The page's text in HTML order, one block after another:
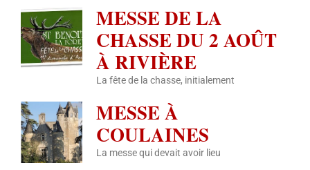
MESSE DE LA
CHASSE DU 2 AOÛT
À RIVIÈRE
La fête de la chasse, initialement
MESSE À
COULAINES
La messe qui devait avoir lieu